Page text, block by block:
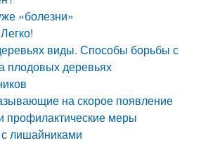
«болезни»
виды. Способы борьбы с
плодовых деревьях
на скорое появление
профилактические меры
с лишайниками